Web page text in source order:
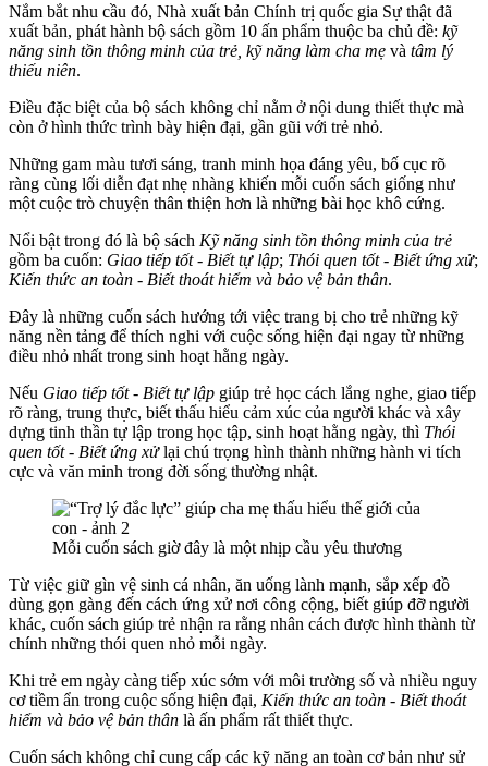
Nắm bắt nhu cầu đó, Nhà xuất bản Chính trị quốc gia Sự thật đã
xuất bản, phát hành bộ sách gồm 10 ấn phẩm thuộc ba chủ đề: kỹ
năng sinh tồn thông minh của trẻ, kỹ năng làm cha mẹ và tâm lý
thiếu niên.
Điều đặc biệt của bộ sách không chỉ nằm ở nội dung thiết thực mà
còn ở hình thức trình bày hiện đại, gần gũi với trẻ nhỏ.
Những gam màu tươi sáng, tranh minh họa đáng yêu, bố cục rõ
ràng cùng lối diễn đạt nhẹ nhàng khiến mỗi cuốn sách giống như
một cuộc trò chuyện thân thiện hơn là những bài học khô cứng.
Nổi bật trong đó là bộ sách Kỹ năng sinh tồn thông minh của trẻ
gồm ba cuốn: Giao tiếp tốt - Biết tự lập; Thói quen tốt - Biết ứng xử;
Kiến thức an toàn - Biết thoát hiểm và bảo vệ bản thân.
Đây là những cuốn sách hướng tới việc trang bị cho trẻ những kỹ
năng nền tảng để thích nghi với cuộc sống hiện đại ngay từ những
điều nhỏ nhất trong sinh hoạt hằng ngày.
Nếu Giao tiếp tốt - Biết tự lập giúp trẻ học cách lắng nghe, giao tiếp
rõ ràng, trung thực, biết thấu hiểu cảm xúc của người khác và xây
dựng tinh thần tự lập trong học tập, sinh hoạt hằng ngày, thì Thói
quen tốt - Biết ứng xửlại chú trọng hình thành những hành vi tích
cực và văn minh trong đời sống thường nhật.
Mỗi cuốn sách giờ đây là một nhịp cầu yêu thương
Từ việc giữ gìn vệ sinh cá nhân, ăn uống lành mạnh, sắp xếp đồ
dùng gọn gàng đến cách ứng xử nơi công cộng, biết giúp đỡ người
khác, cuốn sách giúp trẻ nhận ra rằng nhân cách được hình thành từ
chính những thói quen nhỏ mỗi ngày.
Khi trẻ em ngày càng tiếp xúc sớm với môi trường số và nhiều nguy
cơ tiềm ẩn trong cuộc sống hiện đại, Kiến thức an toàn - Biết thoát
hiểm và bảo vệ bản thân là ấn phẩm rất thiết thực.
Cuốn sách không chỉ cung cấp các kỹ năng an toàn cơ bản như sử